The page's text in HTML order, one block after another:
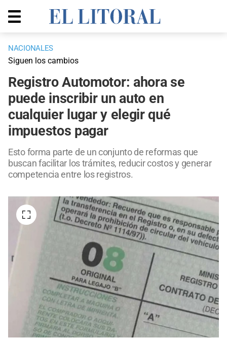
NACIONALES
Siguen los cambios
Registro Automotor: ahora se
puede inscribir un auto en
cualquier lugar y elegir qué
impuestos pagar
Esto forma parte de un conjunto de reformas que
buscan facilitar los trámites, reducir costos y generar
competencia entre los registros.